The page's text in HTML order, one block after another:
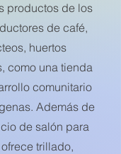
productos de los
de café,
huertos
como una tienda
comunitario
Además de
de salón para
trillado,